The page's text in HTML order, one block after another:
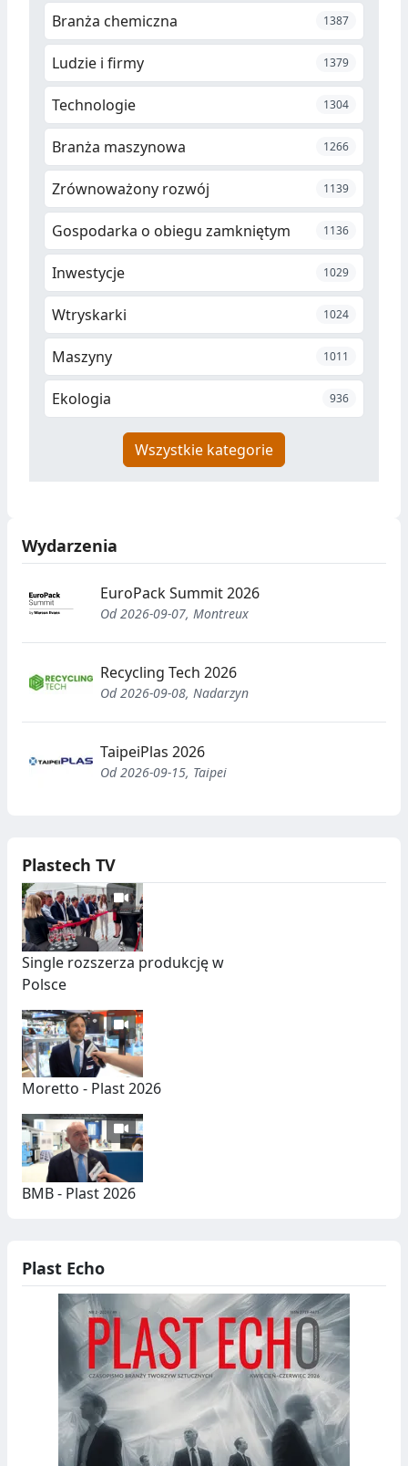
Branża chemiczna 1387
Ludzie i firmy 1379
Technologie 1304
Branża maszynowa 1266
Zrównoważony rozwój 1139
Gospodarka o obiegu zamkniętym 1136
Inwestycje 1029
Wtryskarki 1024
Maszyny 1011
Ekologia 936
Wszystkie kategorie
Wydarzenia
EuroPack Summit 2026
Od 2026-09-07, Montreux
Recycling Tech 2026
Od 2026-09-08, Nadarzyn
TaipeiPlas 2026
Od 2026-09-15, Taipei
Plastech TV
Single rozszerza produkcję w
Polsce
Moretto - Plast 2026
BMB - Plast 2026
Plast Echo